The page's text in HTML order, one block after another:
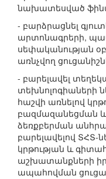
նախատեսված
- բարձրացնել
արտոնագրերի,
սեփականության
առնչվող
- բարելավել
տեխնոլոգիաների
հաշվի առնելով
բազմազանեցման և
ձեռքբերման
բարելավելով ՏՀՏ-
կրթության և
աշխատանքների
ապահովման